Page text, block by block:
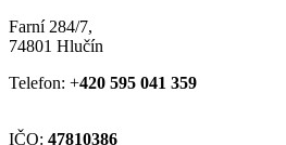
Farní 284/7,
74801 Hlučín
Telefon: +420 595 041 359
IČO: 47810386